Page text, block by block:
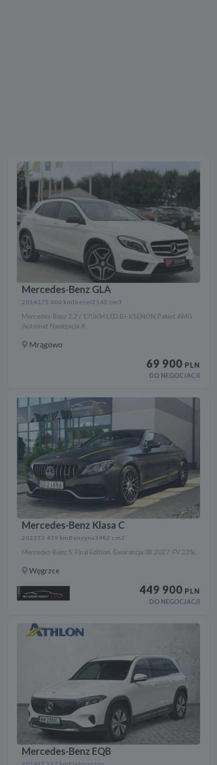
Mercedes-Benz GLA
2014 175 000 km Diesel2143 cm3
Mercedes-Benz 2.2 / 170KM LED BI-KSENON Pakiet AMG
Automat Nawigacja K
Mrągowo
69 900 PLN
DO NEGOCJACJI
Mercedes-Benz Klasa C
202233 439 km Benzyna3982 cm3
Mercedes-Benz S. Final Edition. Gwarancja 08.2027. FV 23%.
Węgrzce
449 900 PLN
DO NEGOCJACJI
Mercedes-Benz EQB